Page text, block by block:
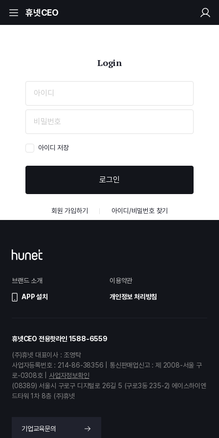
휴넷CEO
Login
아이디 저장
로그인
회원 가입하기 아이디/비밀번호 찾기
브랜드 소개
APP 설치
이용약관
개인정보 처리방침
휴넷CEO 전용핫라인 1588-6559
(주)휴넷 대표이사 : 조영탁
사업자등록번호 : 214-86-38356 | 통신판매업신고 : 제 2008-서울 구
로-0308호 |
사업자정보확인
(08389) 서울시 구로구 디지털로 26길 5 (구로3동 235-2) 에이스하이엔
드타워 1차 8층 (주)휴넷
기업교육문의